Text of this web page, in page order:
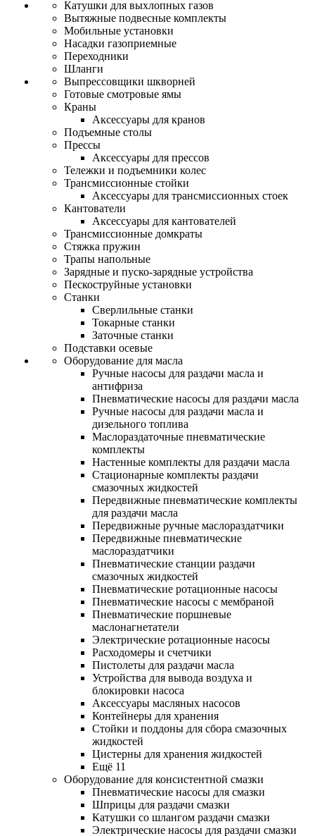
Катушки для выхлопных газов
Вытяжные подвесные комплекты
Мобильные установки
Насадки газоприемные
Переходники
Шланги
Выпрессовщики шкворней
Готовые смотровые ямы
Краны
Аксессуары для кранов
Подъемные столы
Прессы
Аксессуары для прессов
Тележки и подъемники колес
Трансмиссионные стойки
Аксессуары для трансмиссионных стоек
Кантователи
Аксессуары для кантователей
Трансмиссионные домкраты
Стяжка пружин
Трапы напольные
Зарядные и пуско-зарядные устройства
Пескоструйные установки
Станки
Сверлильные станки
Токарные станки
Заточные станки
Подставки осевые
Оборудование для масла
Ручные насосы для раздачи масла и
антифриза
Пневматические насосы для раздачи масла
Ручные насосы для раздачи масла и
дизельного топлива
Маслораздаточные пневматические
комплекты
Настенные комплекты для раздачи масла
Стационарные комплекты раздачи
смазочных жидкостей
Передвижные пневматические комплекты
для раздачи масла
Передвижные ручные маслораздатчики
Передвижные пневматические
маслораздатчики
Пневматические станции раздачи
смазочных жидкостей
Пневматические ротационные насосы
Пневматические насосы с мембраной
Пневматические поршневые
маслонагнетатели
Электрические ротационные насосы
Расходомеры и счетчики
Пистолеты для раздачи масла
Устройства для вывода воздуха и
блокировки насоса
Аксессуары масляных насосов
Контейнеры для хранения
Стойки и поддоны для сбора смазочных
жидкостей
Цистерны для хранения жидкостей
Ещё 11
Оборудование для консистентной смазки
Пневматические насосы для смазки
Шприцы для раздачи смазки
Катушки со шлангом раздачи смазки
Электрические насосы для раздачи смазки